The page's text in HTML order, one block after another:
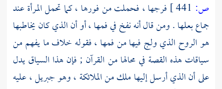
ص:
فرجها ، فحملت من فورها ، كما تحمل المرأة عند
جماع بعلها . ومن قال أنه نفخ في فمها ، أو أن الذي كان يخاطبها
هو الروح الذي ولج فيها من فمها ، فقوله خلاف ما يفهم من
سياقات هذه القصة في محالها من القرآن ; فإن هذا السياق يدل
على أن الذي أرسل إليها ملك من الملائكة ، وهوجبريل، عليه